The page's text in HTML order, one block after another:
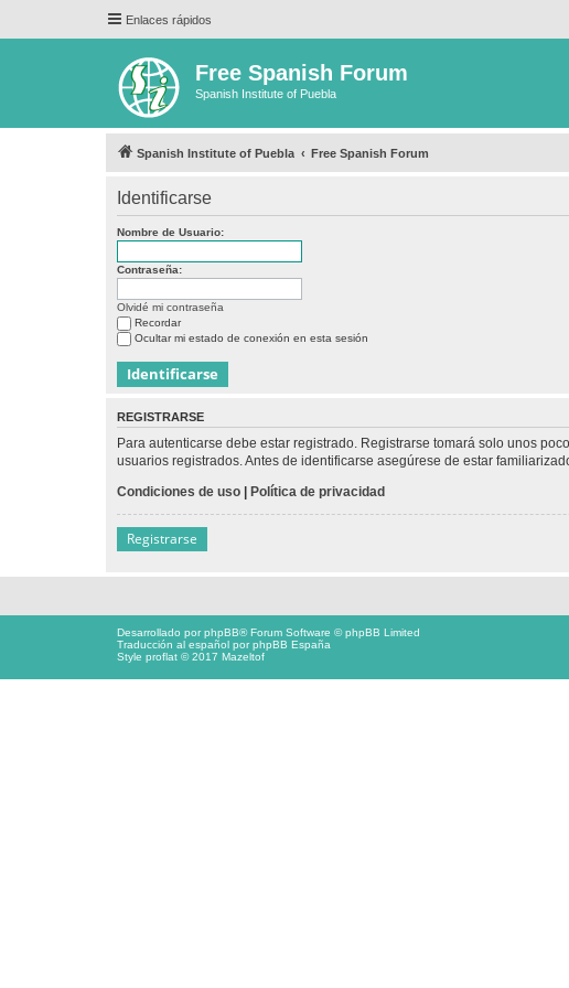
Enlaces rápidos
Free Spanish Forum
Spanish Institute of Puebla
Spanish Institute of Puebla Free Spanish Forum
Identificarse
Nombre de Usuario:
Contraseña:
Olvidé mi contraseña
Recordar
Ocultar mi estado de conexión en esta sesión
REGISTRARSE
Para autenticarse debe estar registrado. Registrarse tomará solo unos
usuarios registrados. Antes de identificarse asegúrese de estar
Condiciones de uso | Política de privacidad
Registrarse
Desarrollado porphpBB® Forum Software © phpBB Limited
Traducción al español porphpBB España
Style proflat © 2017 Mazeltof